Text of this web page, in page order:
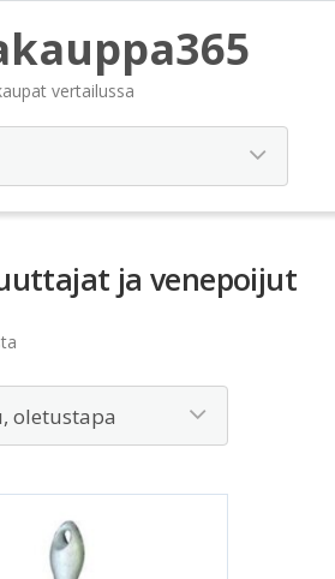
vertailussa
ja venepoijut